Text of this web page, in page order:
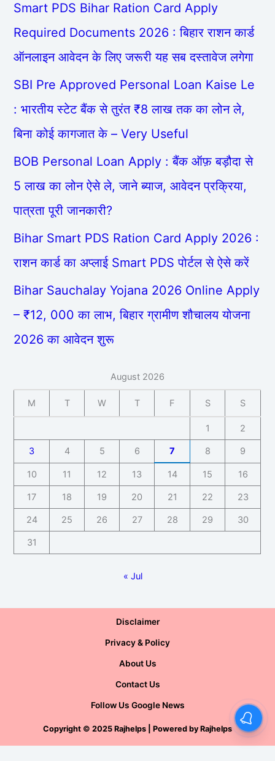
Smart PDS Bihar Ration Card Apply
Required Documents 2026 : बिहार राशन कार्ड
ऑनलाइन आवेदन के लिए जरूरी यह सब दस्तावेज लगेगा
SBI Pre Approved Personal Loan Kaise Le
: भारतीय स्टेट बैंक से तुरंत ₹8 लाख तक का लोन ले,
बिना कोई कागजात के – Very Useful
BOB Personal Loan Apply : बैंक ऑफ़ बड़ौदा से
5 लाख का लोन ऐसे ले, जाने ब्याज, आवेदन प्रक्रिया,
पात्रता पूरी जानकारी?
Bihar Smart PDS Ration Card Apply 2026 :
राशन कार्ड का अप्लाई Smart PDS पोर्टल से ऐसे करें
Bihar Sauchalay Yojana 2026 Online Apply
– ₹12, 000 का लाभ, बिहार ग्रामीण शौचालय योजना
2026 का आवेदन शुरू
August 2026
M T W T F S S
1 2
3 4 5 6 7 8 9
10 11 12 13 14 15 16
17 18 19 20 21 22 23
24 25 26 27 28 29 30
31
« Jul
Disclaimer
Privacy & Policy
About Us
Contact Us
Follow Us Google News
Copyright © 2025 Rajhelps | Powered by Rajhelps